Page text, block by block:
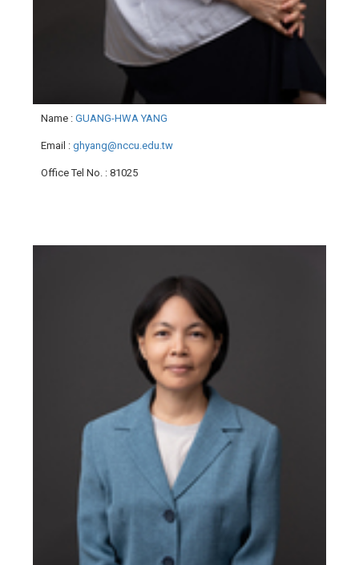
Name : GUANG-HWA YANG
Email : ghyang@nccu.edu.tw
Office Tel No. : 81025